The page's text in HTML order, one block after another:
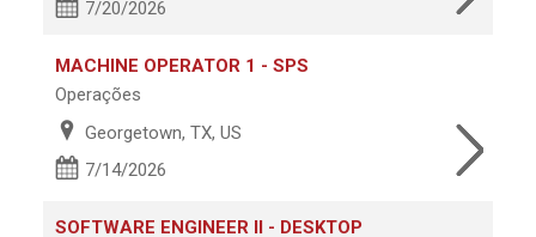
7/20/2026
MACHINE OPERATOR 1 - SPS
Operações
Georgetown, TX, US
7/14/2026
SOFTWARE ENGINEER II - DESKTOP